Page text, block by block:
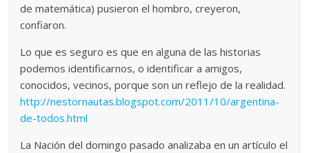
de matemática) pusieron el hombro, creyeron,
confiaron.
Lo que es seguro es que en alguna de las historias
podemos identificarnos, o identificar a amigos,
conocidos, vecinos, porque son un reflejo de la realidad.
http://nestornautas.blogspot.com/2011/10/argentina-
de-todos.html
La Nación del domingo pasado analizaba en un artículo el